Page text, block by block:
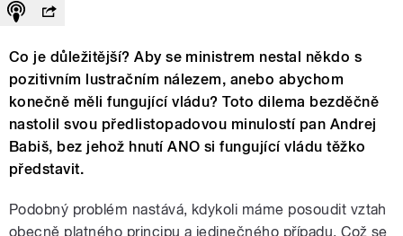
Co je důležitější? Aby se ministrem nestal někdo s
pozitivním lustračním nálezem, anebo abychom
konečně měli fungující vládu? Toto dilema bezděčně
nastolil svou předlistopadovou minulostí pan Andrej
Babiš, bez jehož hnutí ANO si fungující vládu těžko
představit.
Podobný problém nastává, kdykoli máme posoudit vztah
obecně platného principu a jedinečného případu. Což se